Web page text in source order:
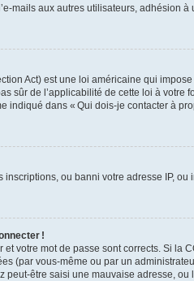
mails aux autres utilisateurs, adhésion
Act) est une loi américaine qui
sûr de l’applicabilité de cette loi à
indiqué dans « Qui dois-je contacter à
ou banni votre adresse IP,
!
et votre mot de passe sont corrects. Si
(par vous-même ou par un
être saisi une mauvaise adresse,